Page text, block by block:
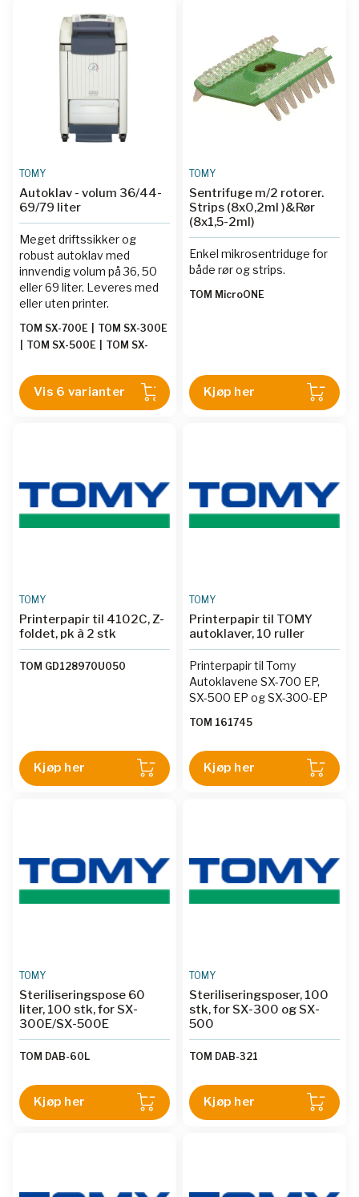
TOMY
Autoklav - volum 36/44-
69/79 liter
Meget driftssikker og
robust autoklav med
innvendig volum på 36, 50
eller 69 liter. Leveres med
eller uten printer.
TOM SX-700E
TOM SX-300E
TOM SX-500E
TOM SX-
TOM SX-500EP
Vis 6 varianter
TOMY
Sentrifuge m/2 rotorer.
Strips (8x0,2ml )&Rør
(8x1,5-2ml)
Enkel mikrosentriduge for
både rør og strips.
TOM MicroONE
Kjøp her
TOMY
Printerpapir til 4102C, Z-
foldet, pk à 2 stk
TOM GD128970U050
Kjøp her
TOMY
Printerpapir til TOMY
autoklaver, 10 ruller
Printerpapir til Tomy
Autoklavene SX-700 EP,
SX-500 EP og SX-300-EP
TOM 161745
Kjøp her
TOMY
Steriliseringspose 60
liter, 100 stk, for SX-
300E/SX-500E
TOM DAB-60L
Kjøp her
TOMY
Steriliseringsposer, 100
stk, for SX-300 og SX-
500
TOM DAB-321
Kjøp her